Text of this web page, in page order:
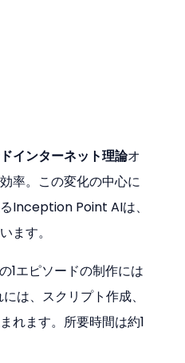
インターネット理論オ
率。この変化の中心に
Inception Point AIは、
ます。
の1エピソードの制作には
は、スクリプト作成、
れます。所要時間は約1